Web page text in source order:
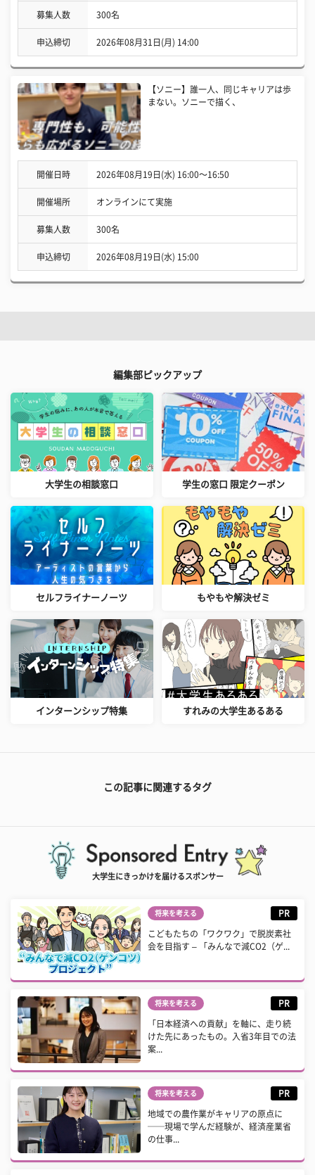
募集人数 300名
申込締切 2026年08月31日(月) 14:00
【ソニー】誰一人、同じキャリアは歩
まない。ソニーで描く、
開催日時 2026年08月19日(水) 16:00〜16:50
開催場所 オンラインにて実施
募集人数 300名
申込締切 2026年08月19日(水) 15:00
編集部ピックアップ
大学生の相談窓口 学生の窓口 限定クーポン
セルフライナーノーツ もやもや解決ゼミ
インターンシップ特集 すれみの大学生あるある
この記事に関連するタグ
大学生にきっかけを届けるスポンサー
将来を考える PR
こどもたちの「ワクワク」で脱炭素社
会を目指す – 「みんなで減CO2（ゲ...
将来を考える PR
「日本経済への貢献」を軸に、走り続
けた先にあったもの。入省3年目での法
案...
将来を考える PR
地域での農作業がキャリアの原点に
──現場で学んだ経験が、経済産業省
の仕事...